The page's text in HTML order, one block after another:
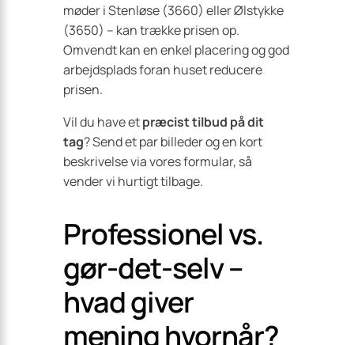
møder i Stenløse (3660) eller Ølstykke
(3650) – kan trække prisen op.
Omvendt kan en enkel placering og god
arbejdsplads foran huset reducere
prisen.
Vil du have etpræcist tilbud på dit
tag? Send et par billeder og en kort
beskrivelse via vores formular, så
vender vi hurtigt tilbage.
Professionel vs.
gør-det-selv –
hvad giver
mening hvornår?